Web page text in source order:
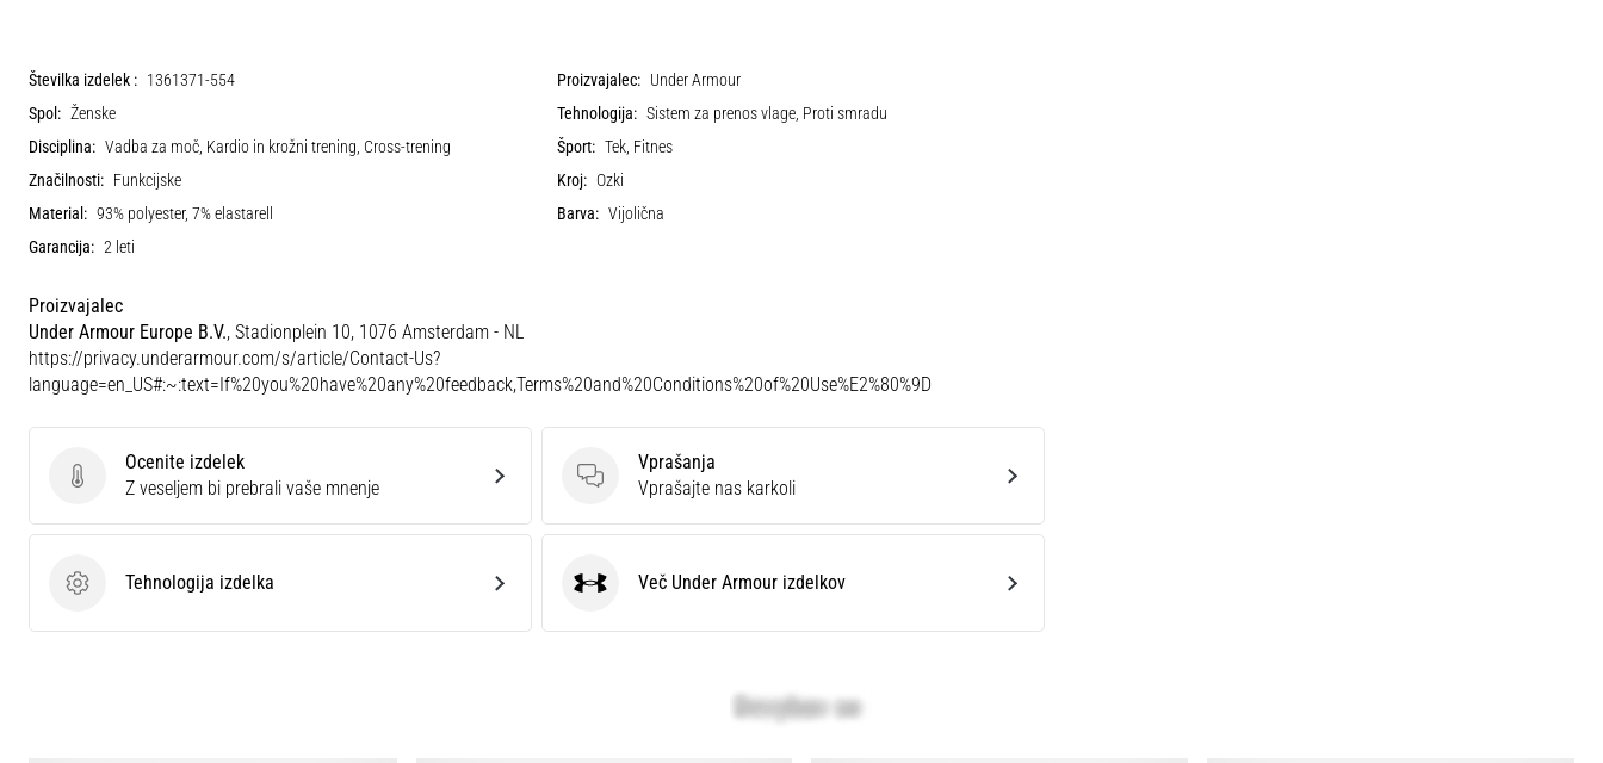
Številka izdelek : 1361371-554 Proizvajalec: Under Armour
Spol: Ženske Tehnologija: Sistem za prenos vlage, Proti smradu
Disciplina: Vadba za moč, Kardio in krožni trening, Cross-trening Šport: Tek, Fitnes
Značilnosti: Funkcijske Kroj: Ozki
Material: 93% polyester, 7% elastarell Barva: Vijolična
Garancija: 2 leti
Proizvajalec
Under Armour Europe B.V., Stadionplein 10, 1076 Amsterdam - NL
https://privacy.underarmour.com/s/article/Contact-Us?
language=en_US#:~:text=If%20you%20have%20any%20feedback,Terms%20and%20Conditions%20of%20Use%E2%80%9D
Ocenite izdelek
Ocenite izdelek
Z veseljem bi prebrali vaše mnenje
Vprašanja
Vprašanja
Vprašajte nas karkoli
Tehnologija izdelka
Tehnologija izdelka Under Armour
Več Under Armour izdelkov